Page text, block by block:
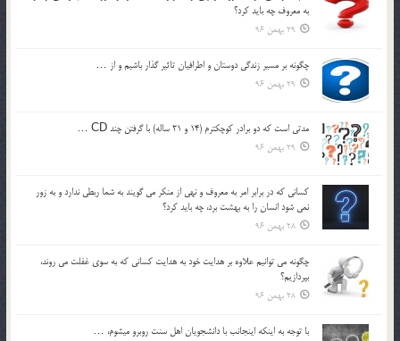
به معروف چه بايد کرد؟
29 بهمن 96
چگونه بر مسير زندگي دوستان و اطرافيان تاثير گذار باشيم و از …
29 بهمن 96
مدتي است كه دو برادر كوچكترم (14 و 21 ساله) با گرفتن چند CD …
29 بهمن 96
كساني كه در برابر امر به معروف و نهي از منكر مي گويند به شما ربطي ندارد و به زور
نمي شود انسان را به بهشت برد، چه بايد كرد؟
28 بهمن 96
چگونه مي توانيم علاوه بر هدايت خود به هدايت كساني كه به سوي غفلت مي روند،
بپردازيم؟
28 بهمن 96
با توجه به اينكه اينجانب با دانشجويان اهل سنت روبرو مي‎شوم، …